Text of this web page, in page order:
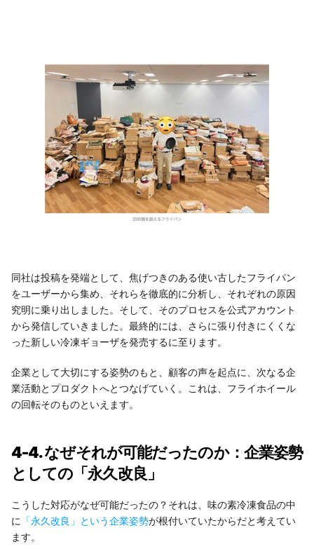
同社は投稿を発端として、焦げつきのある使い古したフライパン
をユーザーから集め、それらを徹底的に分析し、それぞれの原因
究明に乗り出しました。そして、そのプロセスを公式アカウント
から発信していきました。最終的には、さらに張り付きにくくな
った新しい冷凍ギョーザを発売するに至ります。
企業として大切にする姿勢のもと、顧客の声を起点に、次なる企
業活動とプロダクトへとつなげていく。これは、フライホイール
の回転そのものといえます。
4-4. なぜそれが可能だったのか：企業姿勢
としての「永久改良」
こうした対応がなぜ可能だったの？それは、味の素冷凍食品の中
に 「永久改良」という企業姿勢が根付いていたからだと考えてい
ます。